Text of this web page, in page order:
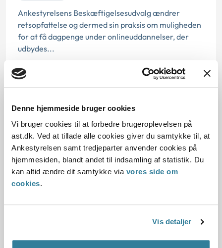
Denne hjemmeside bruger cookies
Vi bruger cookies til at forbedre brugeroplevelsen på
ast.dk. Ved at tillade alle cookies giver du samtykke til, at
Ankestyrelsen samt tredjeparter anvender cookies på
hjemmesiden, blandt andet til indsamling af statistik. Du
kan altid ændre dit samtykke via vores side om
cookies.
Vis detaljer
Ankestyrelsens Beskæftigelsesudvalg ændrer
retsopfattelse og dermed sin praksis om muligheden
for at få dagpenge under onlineuddannelser, der
udbydes...
Mulighed for at få genoptaget
pensionssager efter ny praksis om
bopælstid for medrejsende samlevere
03-07-2026
Udbetaling Danmark Social
Ankestyrelsen har med principmeddelelse 6-26